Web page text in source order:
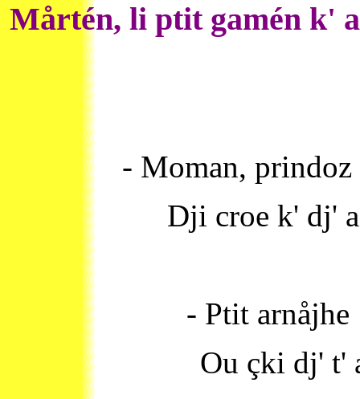
Mårtén, li ptit gamén k'
- Moman, prindoz
Dji croe k' dj'
- Ptit
Ou çki dj' t'